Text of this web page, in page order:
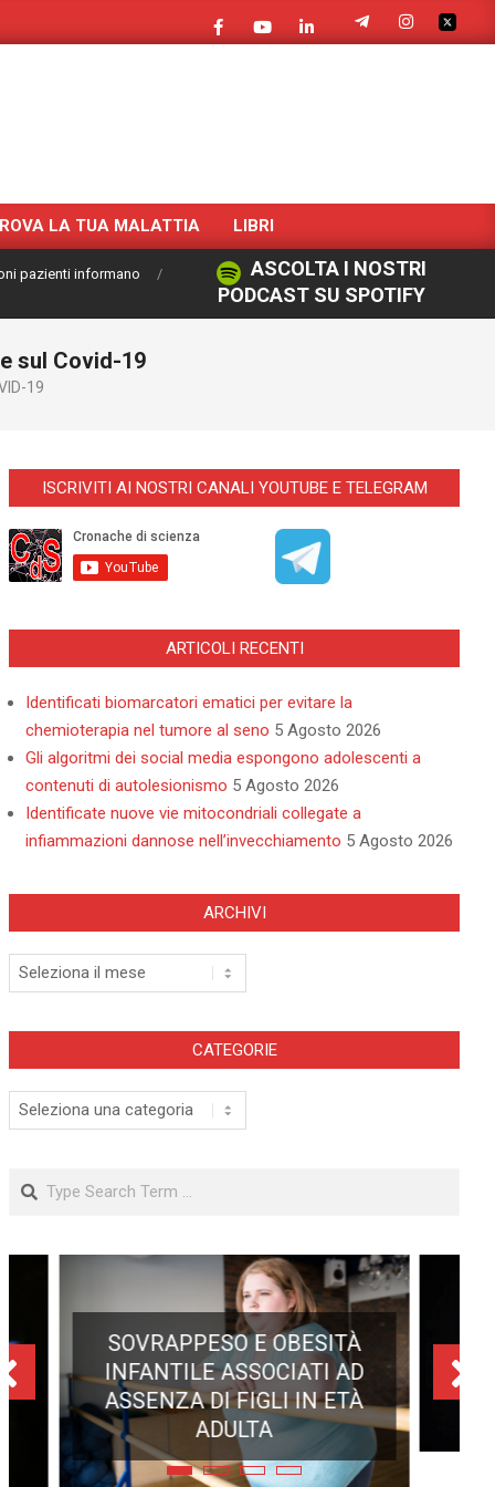
LA TUA MALATTIA LIBRI
pazienti informano
ASCOLTA I NOSTRI
PODCAST SU SPOTIFY
sul Covid-19
19
ISCRIVITI AI NOSTRI CANALI YOUTUBE E TELEGRAM
ARTICOLI RECENTI
Identificati biomarcatori ematici per evitare la
chemioterapia nel tumore al seno 5 Agosto 2026
Gli algoritmi dei social media espongono adolescenti a
contenuti di autolesionismo 5 Agosto 2026
Identificate nuove vie mitocondriali collegate a
infiammazioni dannose nell’invecchiamento 5 Agosto 2026
ARCHIVI
Archivi
CATEGORIE
Categorie
Search
ECLISSE TOTALE DEL 12
AGOSTO 2026: DOVE SI
POTRÀ VEDERE